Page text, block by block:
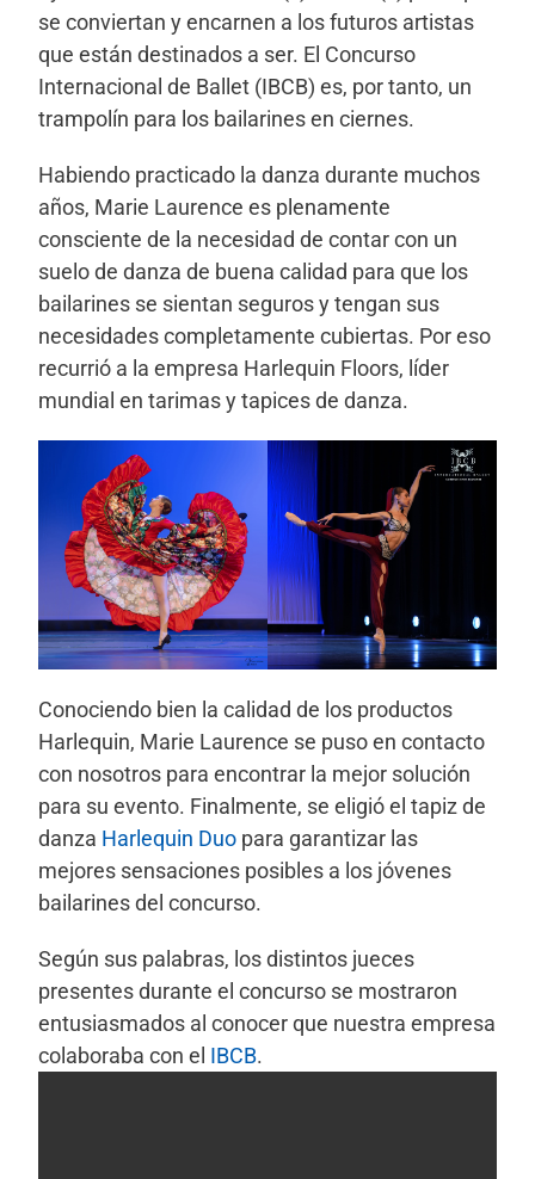
se conviertan y encarnen a los futuros artistas
que están destinados a ser. El Concurso
Internacional de Ballet (IBCB) es, por tanto, un
trampolín para los bailarines en ciernes.
Habiendo practicado la danza durante muchos
años, Marie Laurence es plenamente
consciente de la necesidad de contar con un
suelo de danza de buena calidad para que los
bailarines se sientan seguros y tengan sus
necesidades completamente cubiertas. Por eso
recurrió a la empresa Harlequin Floors, líder
mundial en tarimas y tapices de danza.
Conociendo bien la calidad de los productos
Harlequin, Marie Laurence se puso en contacto
con nosotros para encontrar la mejor solución
para su evento. Finalmente, se eligió el tapiz de
danza Harlequin Duo para garantizar las
mejores sensaciones posibles a los jóvenes
bailarines del concurso.
Según sus palabras, los distintos jueces
presentes durante el concurso se mostraron
entusiasmados al conocer que nuestra empresa
colaboraba con el IBCB.